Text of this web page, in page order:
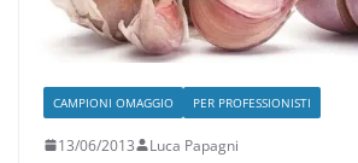
CAMPIONI OMAGGIO PER PROFESSIONISTI
13/06/2013 Luca Papagni